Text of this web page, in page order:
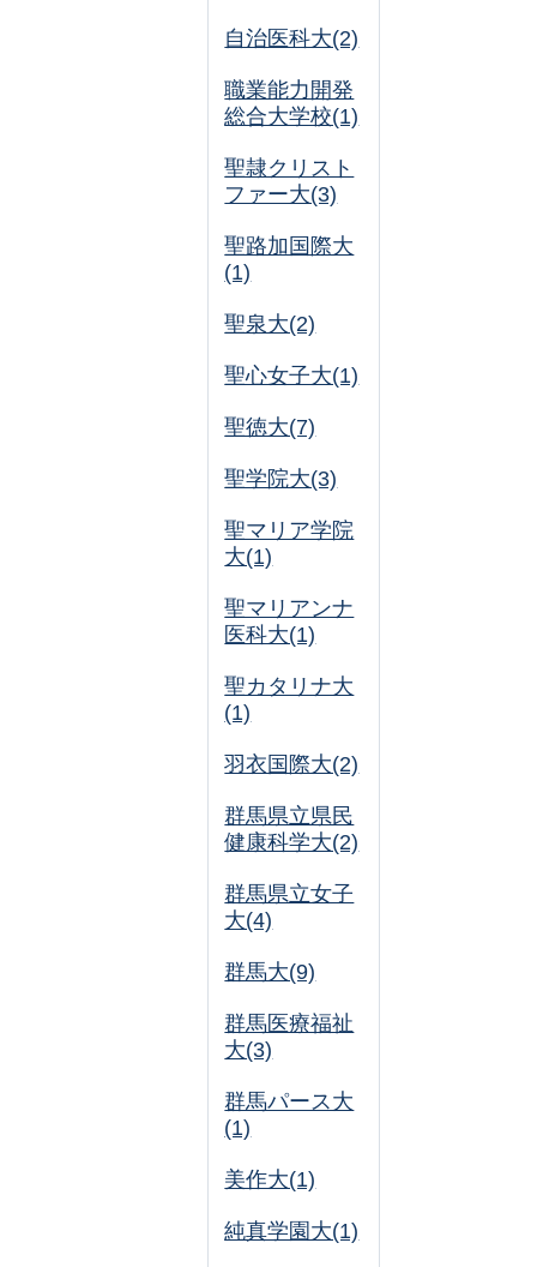
自治医科大(2)
職業能力開発
総合大学校(1)
聖隷クリスト
ファー大(3)
聖路加国際大
(1)
聖泉大(2)
聖心女子大(1)
聖徳大(7)
聖学院大(3)
聖マリア学院
大(1)
聖マリアンナ
医科大(1)
聖カタリナ大
(1)
羽衣国際大(2)
群馬県立県民
健康科学大(2)
群馬県立女子
大(4)
群馬大(9)
群馬医療福祉
大(3)
群馬パース大
(1)
美作大(1)
純真学園大(1)